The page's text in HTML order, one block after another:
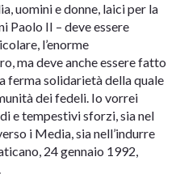
uomini e donne, laici per la
Paolo II – deve essere
l’enorme
ma deve anche essere fatto
ferma solidarietà della quale
dei fedeli. Io vorrei
e tempestivi sforzi, sia nel
i Media, sia nell’indurre
24 gennaio 1992,